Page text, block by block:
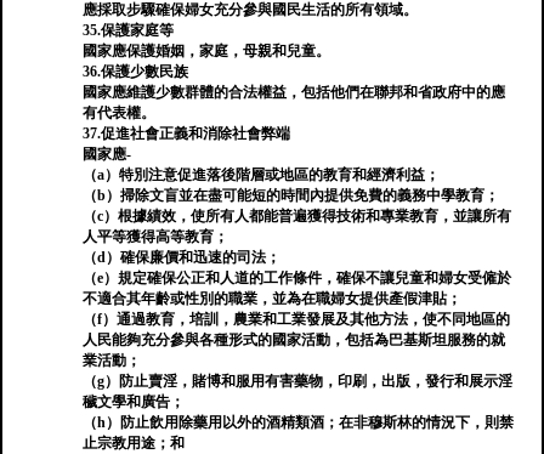
應採取步驟確保婦女充分參與國民生活的所有領域。
35.保護家庭等
國家應保護婚姻，家庭，母親和兒童。
36.保護少數民族
國家應維護少數群體的合法權益，包括他們在聯邦和省政府中的應
有代表權。
37.促進社會正義和消除社會弊端
國家應-
（a）特別注意促進落後階層或地區的教育和經濟利益；
（b）掃除文盲並在盡可能短的時間內提供免費的義務中學教育；
（c）根據績效，使所有人都能普遍獲得技術和專業教育，並讓所有
人平等獲得高等教育；
（d）確保廉價和迅速的司法；
（e）規定確保公正和人道的工作條件，確保不讓兒童和婦女受僱於
不適合其年齡或性別的職業，並為在職婦女提供產假津貼；
（f）通過教育，培訓，農業和工業發展及其他方法，使不同地區的
人民能夠充分參與各種形式的國家活動，包括為巴基斯坦服務的就
業活動；
（g）防止賣淫，賭博和服用有害藥物，印刷，出版，發行和展示淫
穢文學和廣告；
（h）防止飲用除藥用以外的酒精類酒；在非穆斯林的情況下，則禁
止宗教用途；和